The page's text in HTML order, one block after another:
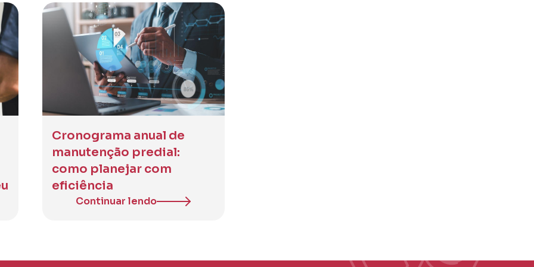
Cronograma anual de
manutenção predial:
como planejar com
eficiência
Continuar lendo